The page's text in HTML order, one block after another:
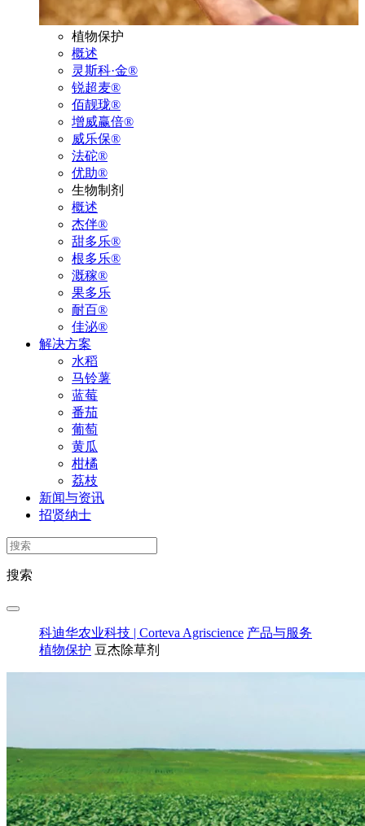
植物保护
概述
灵斯科·金®
锐超麦®
佰靓珑®
增威赢倍®
威乐保®
法砣®
优助®
生物制剂
概述
杰伴®
甜多乐®
根多乐®
溉稼®
果多乐
耐百®
佳泌®
解决方案
水稻
马铃薯
蓝莓
番茄
葡萄
黄瓜
柑橘
荔枝
新闻与资讯
招贤纳士
搜索
科迪华农业科技 | Corteva Agriscience 产品与服务
植物保护 豆杰除草剂